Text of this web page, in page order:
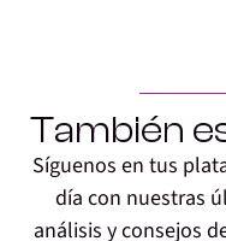
También
Síguenos en tus
día con nuestras
análisis y consejos